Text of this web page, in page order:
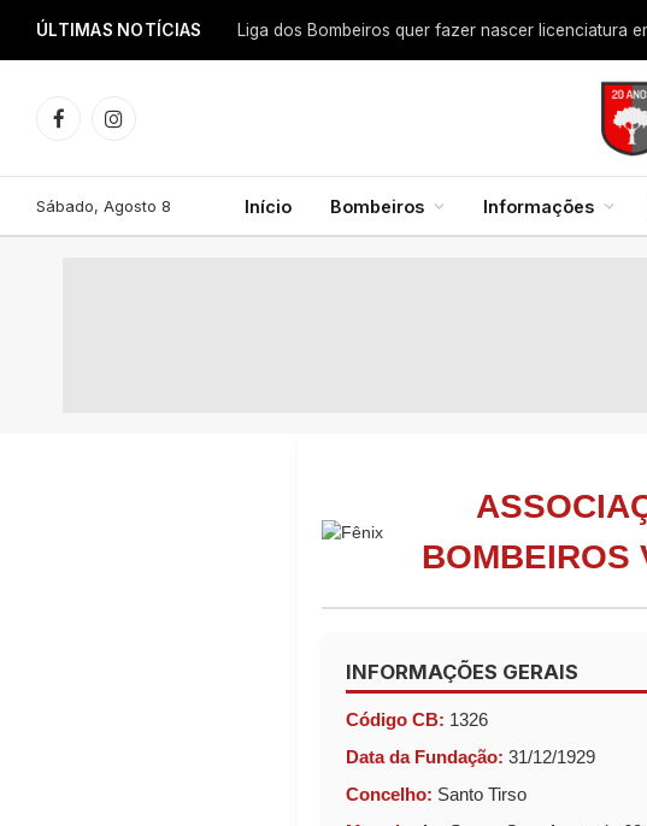
ÚLTIMAS NOTÍCIAS
FacebookInstagram
Sábado, Agosto 8 Início Bombeiros Informações
BOMBEIROS
INFORMAÇÕES GERAIS
Código CB: 1326
Data da Fundação: 31/12/1929
Concelho: Santo Tirso